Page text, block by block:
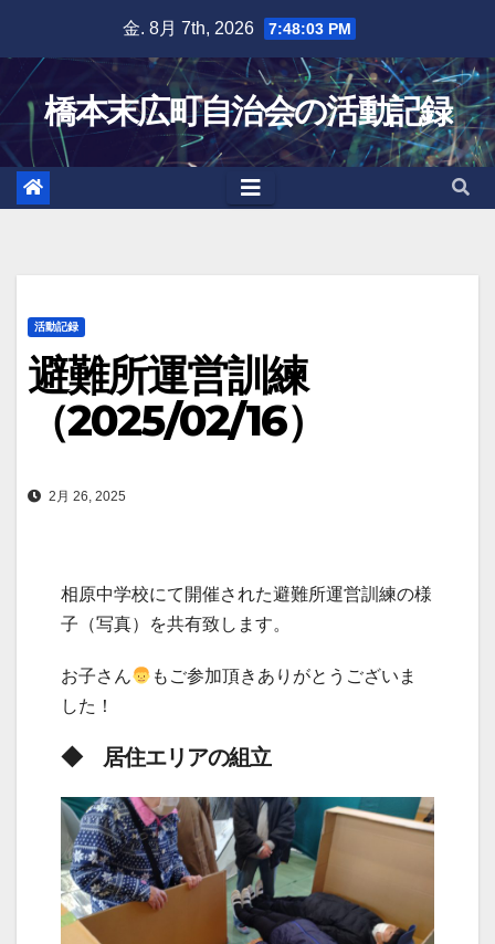
content
金. 8月 7th, 2026 7:48:04 PM
橋本末広町自治会の活動記録
活動記録
避難所運営訓練
（2025/02/16）
2月 26, 2025
相原中学校にて開催された避難所運営訓練の様
子（写真）を共有致します。
お子さん
もご参加頂きありがとうございま
した！
◆ 居住エリアの組立